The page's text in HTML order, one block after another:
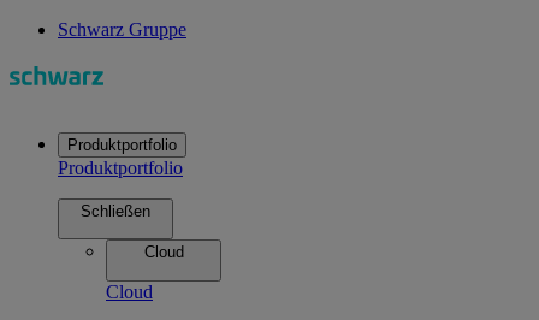
Schwarz Gruppe
Produktportfolio
Produktportfolio
Schließen
Cloud
Cloud